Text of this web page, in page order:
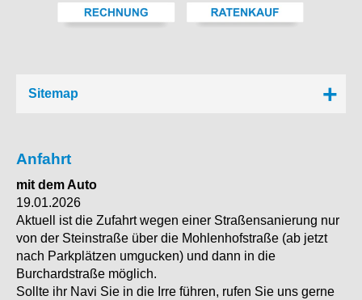
Sitemap
Anfahrt
mit dem Auto
19.01.2026
Aktuell ist die Zufahrt wegen einer Straßensanierung nur
von der Steinstraße über die Mohlenhofstraße (ab jetzt
nach Parkplätzen umgucken) und dann in die
Burchardstraße möglich.
Sollte ihr Navi Sie in die Irre führen, rufen Sie uns gerne